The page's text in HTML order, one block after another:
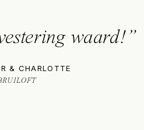
waard!”
& CHARLOTTE